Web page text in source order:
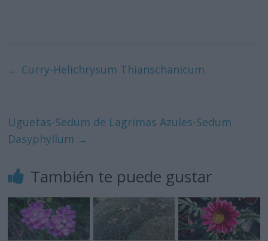
← Curry-Helichrysum Thianschanicum
Uguetas-Sedum de Lagrimas Azules-Sedum
Dasyphyllum →
También te puede gustar